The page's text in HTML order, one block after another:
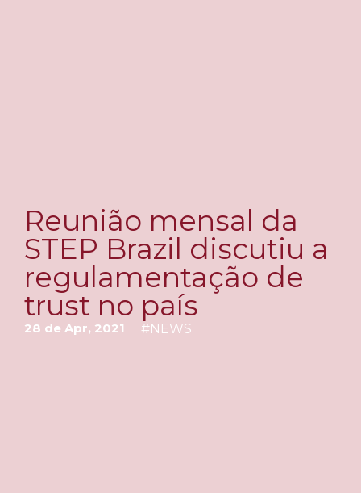
Reunião mensal da
STEP Brazil discutiu a
regulamentação de
trust no país
28 de Apr, 2021 #NEWS